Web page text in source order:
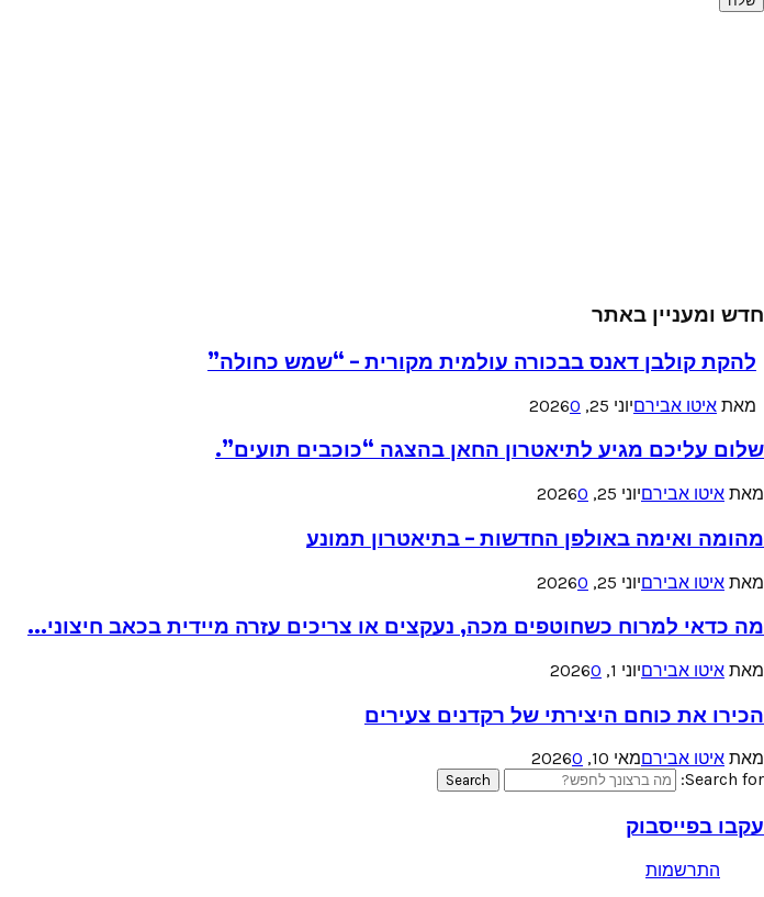
חדש ומעניין באתר
להקת קולבן דאנס בבכורה עולמית מקורית – “שמש כחולה”
מאת איטו אבירםיוני 25, 2026 0
שלום עליכם מגיע לתיאטרון החאן בהצגה “כוכבים תועים”.
מאת איטו אבירםיוני 25, 2026 0
מהומה ואימה באולפן החדשות – בתיאטרון תמונע
מאת איטו אבירםיוני 25, 2026 0
מה כדאי למרוח כשחוטפים מכה, נעקצים או צריכים עזרה מיידית בכאב חיצוני...
מאת איטו אבירםיוני 1, 2026 0
הכירו את כוחם היצירתי של רקדנים צעירים
מאת איטו אבירםמאי 10, 2026
0
Search for:
Search
עקבו בפייסבוק
התרשמות